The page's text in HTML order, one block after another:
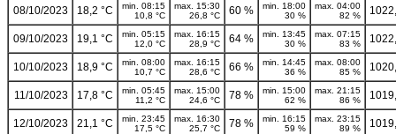
08/10/2023 18,2 °C
min. 08:15
10,8 °C
max. 15:30
26,8 °C
60 %
min. 18:00
30 %
max. 04:00
82 %
09/10/2023 19,1 °C
min. 05:15
12,0 °C
max. 16:15
28,9 °C
64 %
min. 13:45
30 %
max. 07:15
83 %
10/10/2023 18,9 °C
min. 08:00
10,7 °C
max. 16:15
28,6 °C
66 %
min. 14:45
36 %
max. 08:00
85 %
11/10/2023 17,8 °C
min. 05:45
11,2 °C
max. 15:00
24,6 °C
78 %
min. 15:00
62 %
max. 21:15
86 %
12/10/2023 21,1 °C
min. 23:45
17,5 °C
max. 16:30
25,7 °C
78 %
min. 16:15
59 %
max. 23:15
89 %